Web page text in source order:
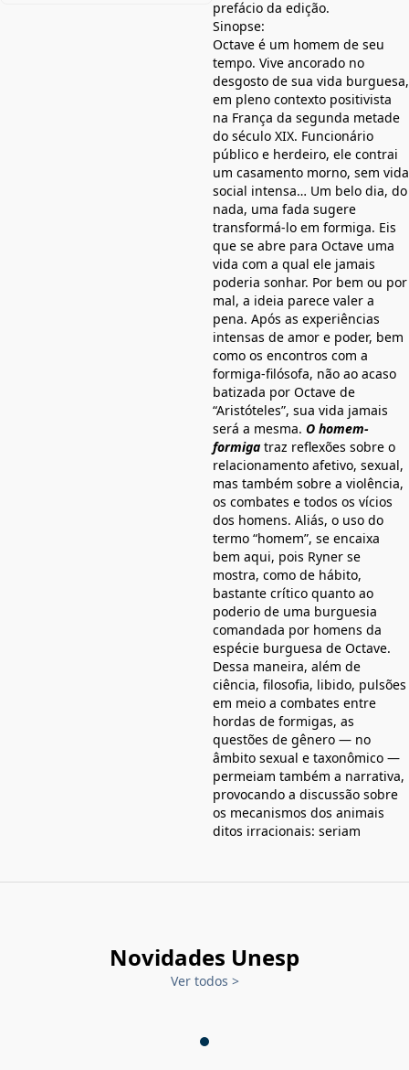
prefácio da edição.
Sinopse:
Octave é um homem de seu
tempo. Vive ancorado no
desgosto de sua vida burguesa,
em pleno contexto positivista
na França da segunda metade
do século XIX. Funcionário
público e herdeiro, ele contrai
um casamento morno, sem vida
social intensa… Um belo dia, do
nada, uma fada sugere
transformá-lo em formiga. Eis
que se abre para Octave uma
vida com a qual ele jamais
poderia sonhar. Por bem ou por
mal, a ideia parece valer a
pena. Após as experiências
intensas de amor e poder, bem
como os encontros com a
formiga-filósofa, não ao acaso
batizada por Octave de
“Aristóteles”, sua vida jamais
será a mesma. O homem-
formiga traz reflexões sobre o
relacionamento afetivo, sexual,
mas também sobre a violência,
os combates e todos os vícios
dos homens. Aliás, o uso do
termo “homem”, se encaixa
bem aqui, pois Ryner se
mostra, como de hábito,
bastante crítico quanto ao
poderio de uma burguesia
comandada por homens da
espécie burguesa de Octave.
Dessa maneira, além de
ciência, filosofia, libido, pulsões
em meio a combates entre
hordas de formigas, as
questões de gênero — no
âmbito sexual e taxonômico —
permeiam também a narrativa,
provocando a discussão sobre
os mecanismos dos animais
ditos irracionais: seriam
Novidades Unesp
Ver todos >